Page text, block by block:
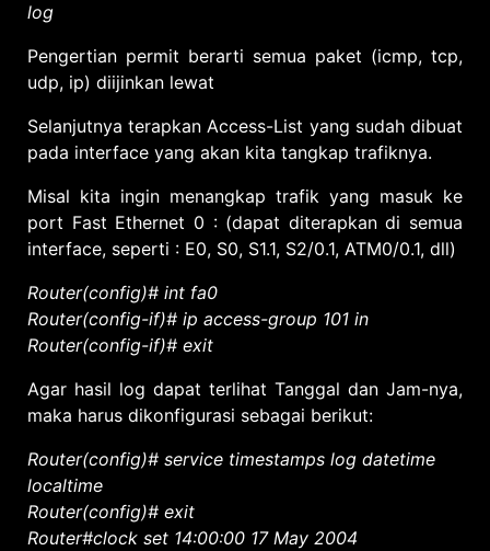
log
Pengertian permit berarti semua paket (icmp, tcp,
udp, ip) diijinkan lewat
Selanjutnya terapkan Access-List yang sudah dibuat
pada interface yang akan kita tangkap trafiknya.
Misal kita ingin menangkap trafik yang masuk ke
port Fast Ethernet 0 : (dapat diterapkan di semua
interface, seperti : E0, S0, S1.1, S2/0.1, ATM0/0.1, dll)
Router(config)# int fa0
Router(config-if)# ip access-group 101 in
Router(config-if)# exit
Agar hasil log dapat terlihat Tanggal dan Jam-nya,
maka harus dikonfigurasi sebagai berikut:
Router(config)# service timestamps log datetime
localtime
Router(config)# exit
Router#clock set 14:00:00 17 May 2004